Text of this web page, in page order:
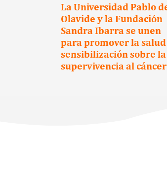
La Universidad Pablo
Olavide y la Fundación
Sandra Ibarra se unen
para promover la
sensibilización sobre la
supervivencia al cáncer